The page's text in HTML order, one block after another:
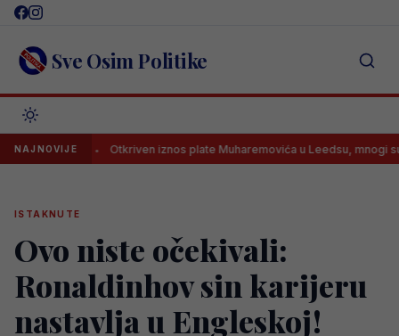
Skip
content Sve Osim Politike
NAJNOVIJEOtkriven iznos plate Muharemovića u Leedsu, mnogi su ostali
ISTAKNUTE
Ovo niste očekivali:
Ronaldinhov sin karijeru
nastavlja u Engleskoj!